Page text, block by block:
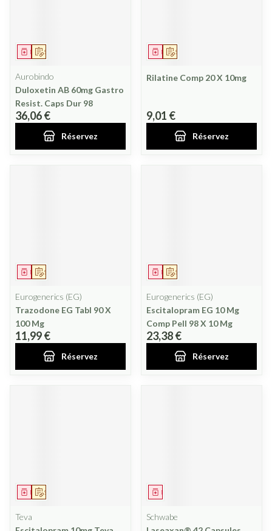
Sur prescription
Médicament
Aurobindo
Duloxetin AB 60mg Gastro
Resist. Caps Dur 98
36,06 €
Réservez
Sur prescription
Médicament
Rilatine Comp 20 X 10mg
9,01 €
Réservez
Sur prescription
Médicament
Eurogenerics (EG)
Trazodone EG Tabl 90 X
100 Mg
11,99 €
Réservez
Sur prescription
Médicament
Eurogenerics (EG)
Escitalopram EG 10 Mg
Comp Pell 98 X 10 Mg
23,38 €
Réservez
Sur prescription
Médicament
Teva
Médicament
Schwabe